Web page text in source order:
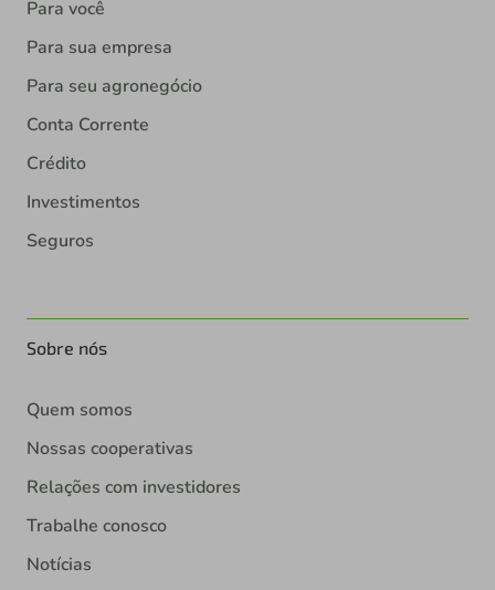
Para você
Para sua empresa
Para seu agronegócio
Conta Corrente
Crédito
Investimentos
Seguros
Sobre nós
Quem somos
Nossas cooperativas
Relações com investidores
Trabalhe conosco
Notícias